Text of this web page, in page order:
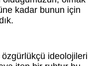
kadar bunun için
ideolojileri